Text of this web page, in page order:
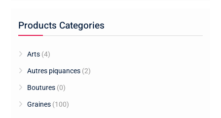
Products Categories
Arts (4)
Autres piquances (2)
Boutures (0)
Graines (100)